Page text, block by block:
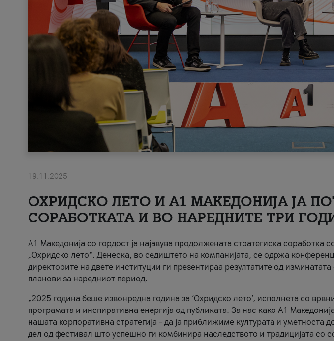
19.11.2025
ОХРИДСКО ЛЕТО И A1 МАКЕДОНИЈА ЈА
СОРАБОТКАТА И ВО НАРЕДНИТЕ ТРИ
A1 Македонија со гордост ја најавува продолжената стратегиска соработка
„Охридско лето“. Денеска, во седиштето на компанијата, се одржа
директорите на двете институции ги презентираа резултатите од изминатата
планови за наредниот период.
„2025 година беше извонредна година за ‘Охридско лето’, исполнета со
програмата и инспиративна енергија од публиката. За нас како A1
нашата корпоративна стратегија – да ја приближиме културата и уметноста
дел од фестивал што успешно ги комбинира наследството и традицијата со